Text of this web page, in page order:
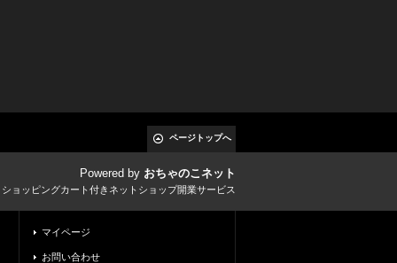
ページトップへ
Powered by おちゃのこネット
ョッピングカート付きネットショップ開業サービス
マイページ
お問い合わせ